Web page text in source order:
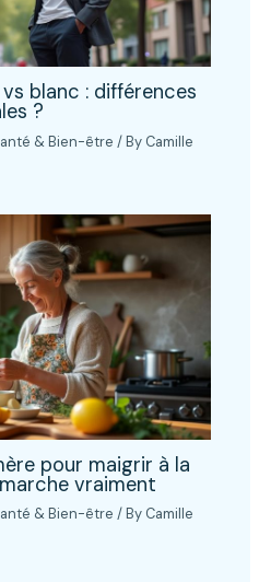
blanc : différences
?
& Bien-être / By Camille
pour maigrir à la
vraiment
& Bien-être / By Camille